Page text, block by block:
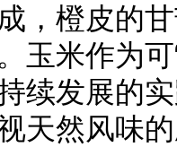
，橙皮的
玉米作为
续发展的
天然风味